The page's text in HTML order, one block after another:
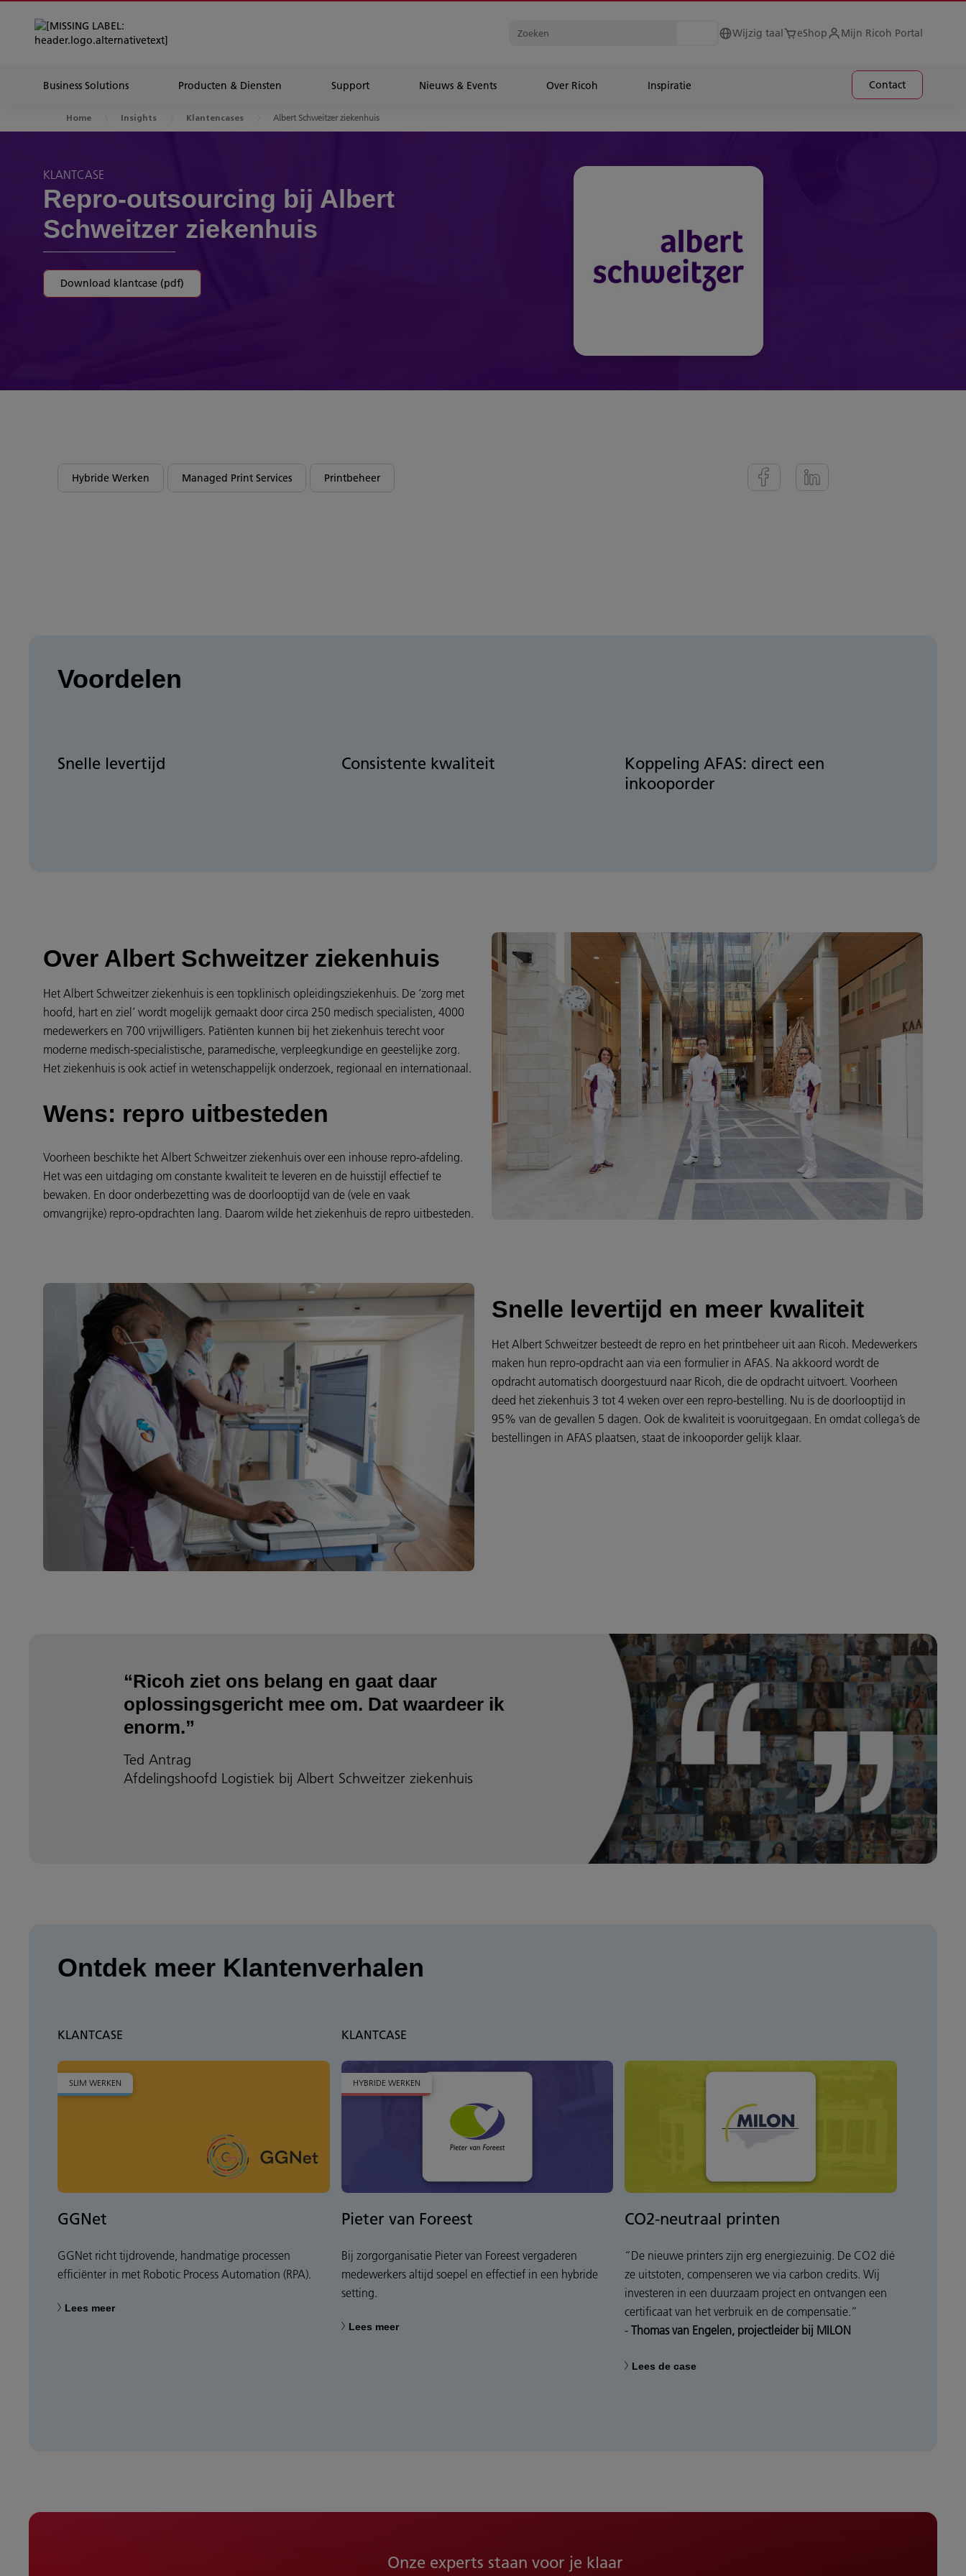
Wijzig taal eShop Mijn Ricoh Portal
Business Solutions Producten & Diensten Support Nieuws & Events Over Ricoh Inspiratie Contact
Home Insights Klantencases Albert Schweitzer ziekenhuis
KLANTCASE
Repro-outsourcing bij Albert
Schweitzer ziekenhuis
Download klantcase (pdf)
Hybride Werken Managed Print Services Printbeheer
Voordelen
Snelle levertijd Consistente kwaliteit
Koppeling AFAS: direct een
inkooporder
Over Albert Schweitzer ziekenhuis
Het Albert Schweitzer ziekenhuis is een topklinisch opleidingsziekenhuis. De ‘zorg met
hoofd, hart en ziel’ wordt mogelijk gemaakt door circa 250 medisch specialisten, 4000
medewerkers en 700 vrijwilligers. Patiënten kunnen bij het ziekenhuis terecht voor
moderne medisch-specialistische, paramedische, verpleegkundige en geestelijke zorg.
Het ziekenhuis is ook actief in wetenschappelijk onderzoek, regionaal en internationaal.
Wens: repro uitbesteden
Voorheen beschikte het Albert Schweitzer ziekenhuis over een inhouse repro-afdeling.
Het was een uitdaging om constante kwaliteit te leveren en de huisstijl effectief te
bewaken. En door onderbezetting was de doorlooptijd van de (vele en vaak
omvangrijke) repro-opdrachten lang. Daarom wilde het ziekenhuis de repro uitbesteden.
Snelle levertijd en meer kwaliteit
Het Albert Schweitzer besteedt de repro en het printbeheer uit aan Ricoh. Medewerkers
maken hun repro-opdracht aan via een formulier in AFAS. Na akkoord wordt de
opdracht automatisch doorgestuurd naar Ricoh, die de opdracht uitvoert. Voorheen
deed het ziekenhuis 3 tot 4 weken over een repro-bestelling. Nu is de doorlooptijd in
95% van de gevallen 5 dagen. Ook de kwaliteit is vooruitgegaan. En omdat collega’s de
bestellingen in AFAS plaatsen, staat de inkooporder gelijk klaar.
“Ricoh ziet ons belang en gaat daar
oplossingsgericht mee om. Dat waardeer ik
enorm.”
Ted Antrag
Afdelingshoofd Logistiek bij Albert Schweitzer ziekenhuis
Ontdek meer Klantenverhalen
KLANTCASE
SLIM WERKEN
GGNet
GGNet richt tijdrovende, handmatige processen
efficiënter in met Robotic Process Automation (RPA).
Lees meer
KLANTCASE
HYBRIDE WERKEN
Pieter van Foreest
Bij zorgorganisatie Pieter van Foreest vergaderen
medewerkers altijd soepel en effectief in een hybride
setting.
Lees meer
CO2-neutraal printen
“De nieuwe printers zijn erg energiezuinig. De CO2 dié
ze uitstoten, compenseren we via carbon credits. Wij
investeren in een duurzaam project en ontvangen een
certificaat van het verbruik en de compensatie.”
-Thomas van Engelen, projectleider bij MILON
Lees de case
Onze experts staan voor je klaar